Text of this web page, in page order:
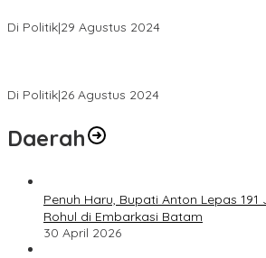
Di Politik|29 Agustus 2024
Di Politik|26 Agustus 2024
Daerah
Penuh Haru, Bupati Anton Lepas
Rohul di Embarkasi Batam
30 April 2026